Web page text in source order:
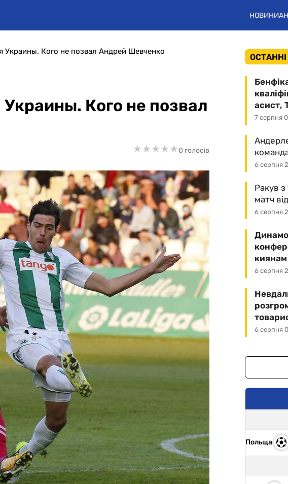
НОВИНИ
Украины. Кого не позвал Андрей Шевченко
Кого не позвал
★★★★★
★★★★★0 голосів
7 серпня
асист,
6 серпня
6 серпня
Ракув
матч
6 серпня
Динамо
киянам
6 серпня
Польща